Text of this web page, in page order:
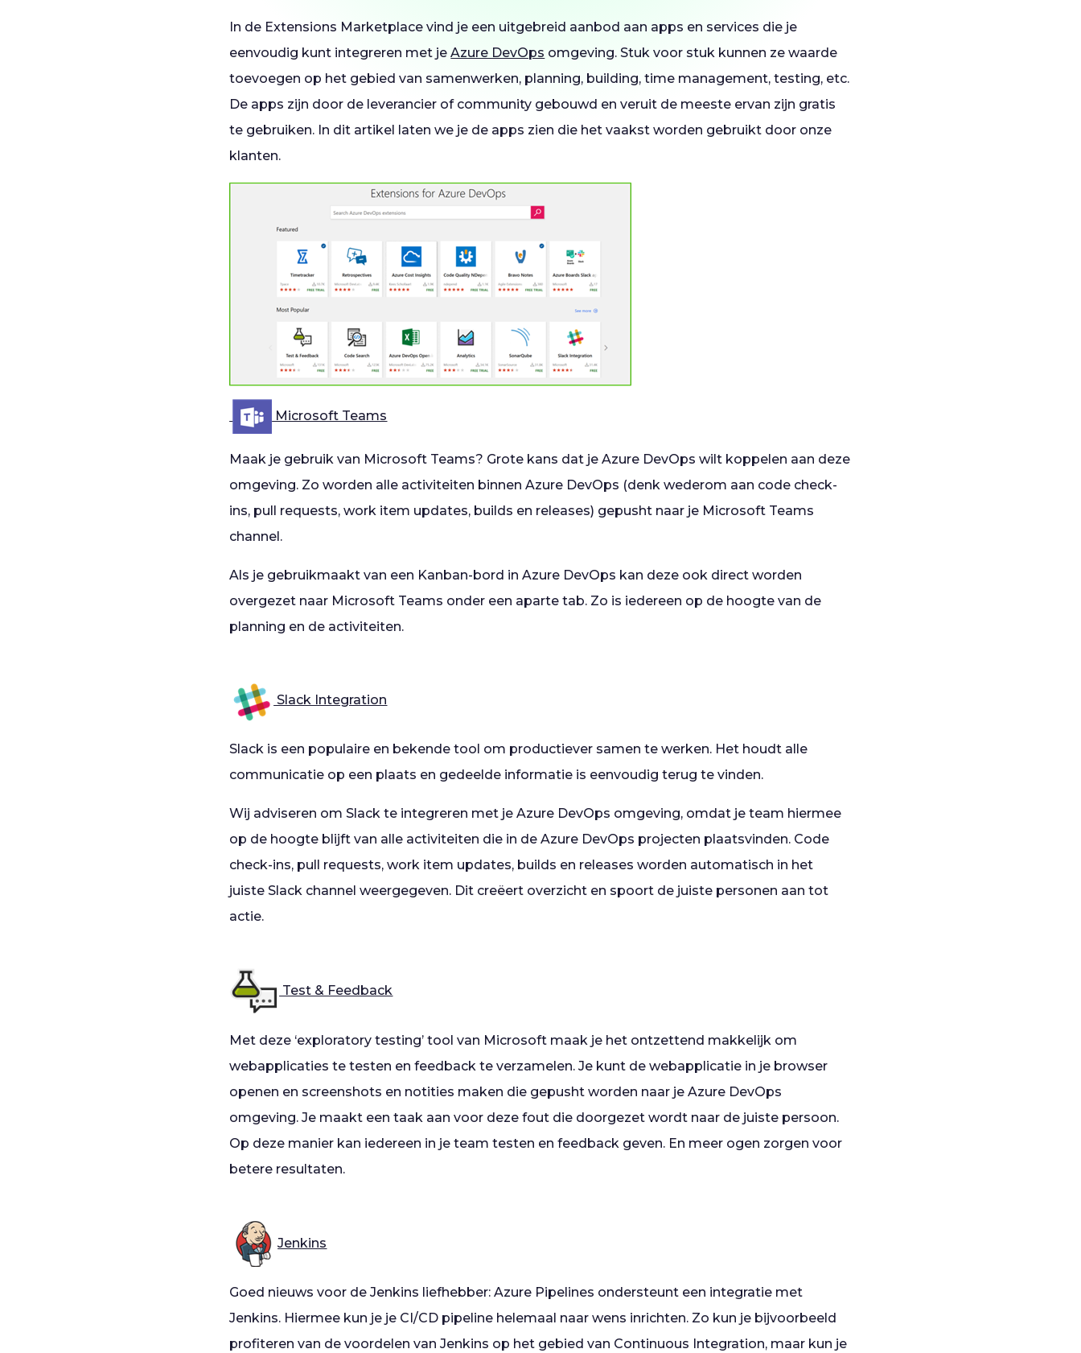
In de Extensions Marketplace vind je een uitgebreid aanbod aan apps en services die je
eenvoudig kunt integreren met jeAzure DevOps omgeving. Stuk voor stuk kunnen ze waarde
toevoegen op het gebied van samenwerken, planning, building, time management, testing, etc.
De apps zijn door de leverancier of community gebouwd en veruit de meeste ervan zijn gratis
te gebruiken. In dit artikel laten we je de apps zien die het vaakst worden gebruikt door onze
klanten.
Microsoft Teams
Maak je gebruik van Microsoft Teams? Grote kans dat je Azure DevOps wilt koppelen aan deze
omgeving. Zo worden alle activiteiten binnen Azure DevOps (denk wederom aan code check-
ins, pull requests, work item updates, builds en releases) gepusht naar je Microsoft Teams
channel.
Als je gebruikmaakt van een Kanban-bord in Azure DevOps kan deze ook direct worden
overgezet naar Microsoft Teams onder een aparte tab. Zo is iedereen op de hoogte van de
planning en de activiteiten.
Slack Integration
Slack is een populaire en bekende tool om productiever samen te werken. Het houdt alle
communicatie op een plaats en gedeelde informatie is eenvoudig terug te vinden.
Wij adviseren om Slack te integreren met je Azure DevOps omgeving, omdat je team hiermee
op de hoogte blijft van alle activiteiten die in de Azure DevOps projecten plaatsvinden. Code
check-ins, pull requests, work item updates, builds en releases worden automatisch in het
juiste Slack channel weergegeven. Dit creëert overzicht en spoort de juiste personen aan tot
actie.
Test & Feedback
Met deze ‘exploratory testing’ tool van Microsoft maak je het ontzettend makkelijk om
webapplicaties te testen en feedback te verzamelen. Je kunt de webapplicatie in je browser
openen en screenshots en notities maken die gepusht worden naar je Azure DevOps
omgeving. Je maakt een taak aan voor deze fout die doorgezet wordt naar de juiste persoon.
Op deze manier kan iedereen in je team testen en feedback geven. En meer ogen zorgen voor
betere resultaten.
Jenkins
Goed nieuws voor de Jenkins liefhebber: Azure Pipelines ondersteunt een integratie met
Jenkins. Hiermee kun je je CI/CD pipeline helemaal naar wens inrichten. Zo kun je bijvoorbeeld
profiteren van de voordelen van Jenkins op het gebied van Continuous Integration, maar kun je